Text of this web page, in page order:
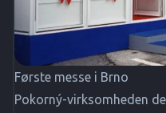
Første messe i Brno
Pokorný-virksomheden